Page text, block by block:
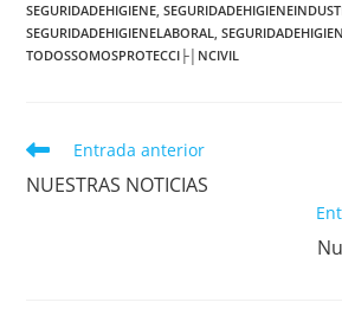
SEGURIDADEHIGIENE,
SEGURIDADEHIGIENELABORAL,
TODOSSOMOSPROTECCI├│NCIVIL
Entrada anterior
NUESTRAS NOTICIAS